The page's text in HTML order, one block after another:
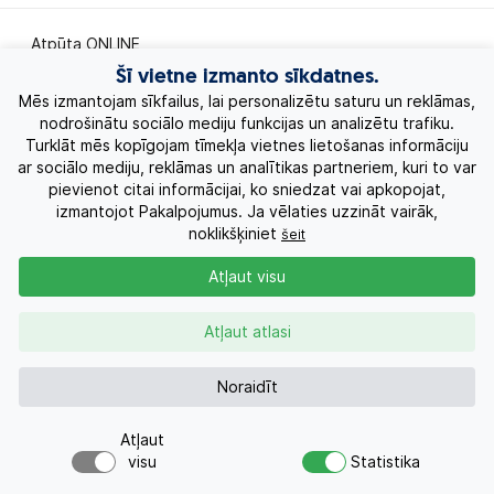
Atpūta ONLINE
Ekskursiju ceļojumi
Eksotiskie ceļojumi
Labākie piedāvājumi
Kruīzi
Kontakti
+371 26955551
Šī vietne izmanto sīkdatnes.
Mēs izmantojam sīkfailus, lai personalizētu saturu un reklāmas,
nodrošinātu sociālo mediju funkcijas un analizētu trafiku.
Turklāt mēs kopīgojam tīmekļa vietnes lietošanas informāciju
ar sociālo mediju, reklāmas un analītikas partneriem, kuri to var
pievienot citai informācijai, ko sniedzat vai apkopojat,
izmantojot Pakalpojumus. Ja vēlaties uzzināt vairāk,
noklikšķiniet šeit
Noraidīt
Atļaut atlasi
Atļaut visu
Atļaut
visu
Statistika